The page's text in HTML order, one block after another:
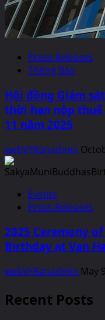
Press Releases
Thông Báo
Hội đồng Giám
thời hạn nộp thuế
11 năm 2025
webVFRanadmin
Events
Press Releases
2025 Ceremony
Birthday at Van
webVFRanadmin May
Recent Posts